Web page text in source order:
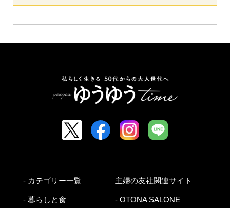
- カテゴリー一覧
- 暮らしと食
主婦の友社関連サイト
- OTONA SALONE